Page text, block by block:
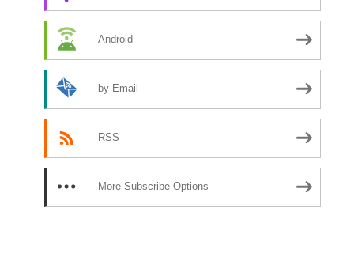
Android
by Email
RSS
More Subscribe Options